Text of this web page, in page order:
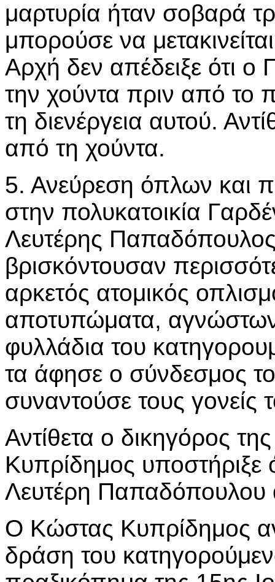
μαρτυρία ήταν σοβαρά
μπορούσε να
Αρχή δεν απέδειξε ότι ο
την χούντα πριν από το
τη διενέργεια αυτού.
από τη χούντα.
5. Ανεύρεση όπλων και
στην πολυκατοικία
Λευτέρης
βρισκόντουσαν
αρκετός ατομικός
αποτυπώματα,
φυλλάδια του
τα άφησε ο σύνδεσμος
συναντούσε τους γονείς
Αντίθετα ο δικηγόρος
Κυπρίδημος υποστήριξε
Λευτέρη Παπαδόπουλου
Ο Κώστας Κυπρίδημος
δράση του